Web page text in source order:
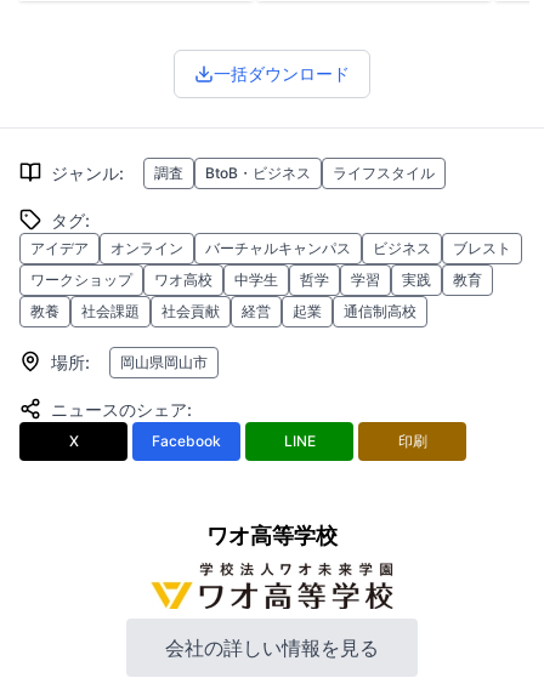
一括ダウンロード
ジャンル: 調査 BtoB・ビジネス ライフスタイル
タグ:
アイデア オンライン バーチャルキャンパス ビジネス
ブレスト
ワークショップ
ワオ高校 中学生 哲学 学習 実践
教育
教養
社会課題 社会貢献 経営 起業 通信制高校
場所: 岡山県岡山市
ニュースのシェア:
X Facebook LINE 印刷
ワオ高等学校
会社の詳しい情報を見る